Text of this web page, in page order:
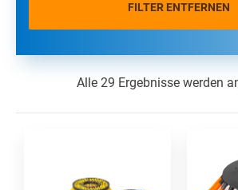
FILTER ENTFERNEN
Alle 29 Ergebnisse werden